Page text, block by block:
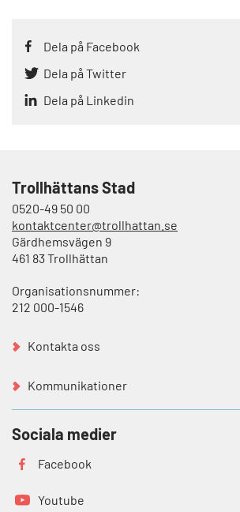
Dela på Facebook
Dela på Twitter
Dela på Linkedin
Trollhättans Stad
0520-49 50 00
kontaktcenter@trollhattan.se
Gärdhemsvägen 9
461 83 Trollhättan
Organisationsnummer:
212 000-1546
Kontakta oss
Kommunikationer
Sociala medier
Facebook
Youtube